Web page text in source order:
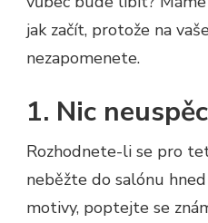
jak začít, protože na
nezapomenete.
1. Nic
Rozhodnete-li se pro
neběžte do salónu
motivy, poptejte se